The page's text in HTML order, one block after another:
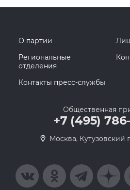
О партии
Региональные
отделения
Контакты пресс-службы
Общественная
+7 (495)
Москва, Кутузовский